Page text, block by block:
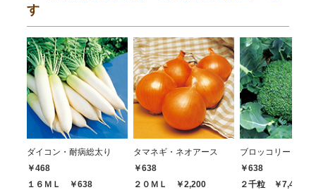
す
ダイコン・耐病総太り
￥468
１６ＭＬ ￥638
タマネギ・ネオアース
￥638
２０ＭＬ ￥2,200
ブロッコリー・ハ
￥638
２千粒 ￥7,480